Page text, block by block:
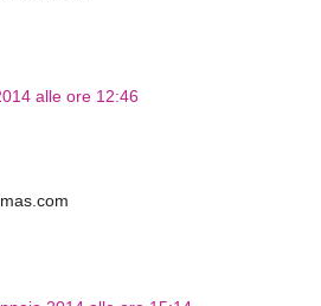
alle ore 12:46